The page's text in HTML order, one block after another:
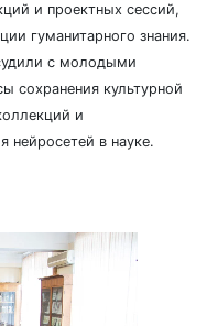
и проектных сессий,
гуманитарного знания.
с молодыми
сохранения культурной
и
нейросетей в науке.